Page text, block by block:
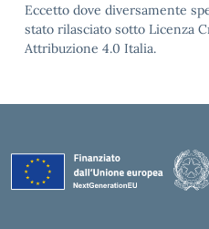
Eccetto dove diversamente
stato rilasciato sotto Licenza
Attribuzione 4.0 Italia.